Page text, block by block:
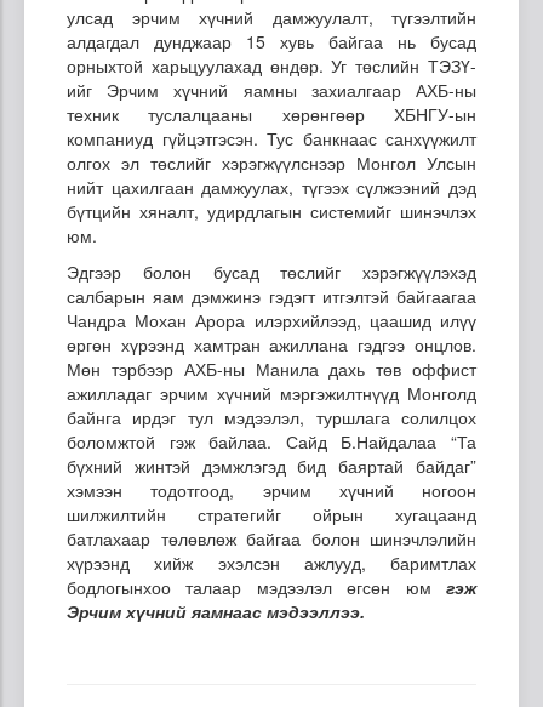
улсад эрчим хүчний дамжуулалт, түгээлтийн
алдагдал дунджаар 15 хувь байгаа нь бусад
орныхтой харьцуулахад өндөр. Уг төслийн ТЭЗҮ-
ийг Эрчим хүчний яамны захиалгаар АХБ-ны
техник туслалцааны хөрөнгөөр ХБНГУ-ын
компаниуд гүйцэтгэсэн. Тус банкнаас санхүүжилт
олгох эл төслийг хэрэгжүүлснээр Монгол Улсын
нийт цахилгаан дамжуулах, түгээх сүлжээний дэд
бүтцийн хяналт, удирдлагын системийг шинэчлэх
юм.
Эдгээр болон бусад төслийг хэрэгжүүлэхэд
салбарын яам дэмжинэ гэдэгт итгэлтэй байгаагаа
Чандра Мохан Арора илэрхийлээд, цаашид илүү
өргөн хүрээнд хамтран ажиллана гэдгээ онцлов.
Мөн тэрбээр АХБ-ны Манила дахь төв оффист
ажилладаг эрчим хүчний мэргэжилтнүүд Монголд
байнга ирдэг тул мэдээлэл, туршлага солилцох
боломжтой гэж байлаа. Сайд Б.Найдалаа “Та
бүхний жинтэй дэмжлэгэд бид баяртай байдаг”
хэмээн тодотгоод, эрчим хүчний ногоон
шилжилтийн стратегийг ойрын хугацаанд
батлахаар төлөвлөж байгаа болон шинэчлэлийн
хүрээнд хийж эхэлсэн ажлууд, баримтлах
бодлогынхоо талаар мэдээлэл өгсөн юм гэж
Эрчим хүчний яамнаас мэдээллээ.